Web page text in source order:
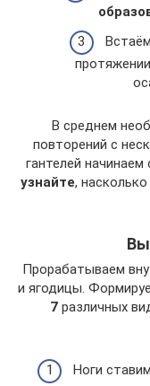
В среднем
повторений с
гантелей начинаем
узнайте,
Прорабатываем
и ягодицы.
7различных
Ноги